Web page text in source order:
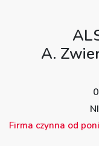
A.
Firma czynna od